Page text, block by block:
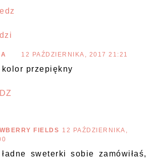
12 PAŹDZIERNIKA, 2017 21:21
przepiękny
FIELDS 12 PAŹDZIERNIKA,
sweterki sobie zamówiłaś,